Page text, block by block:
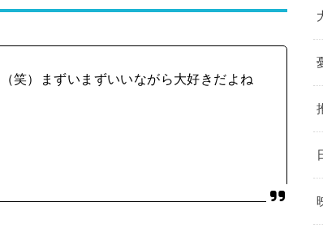
笑）まずいまずいいながら大好きだよね